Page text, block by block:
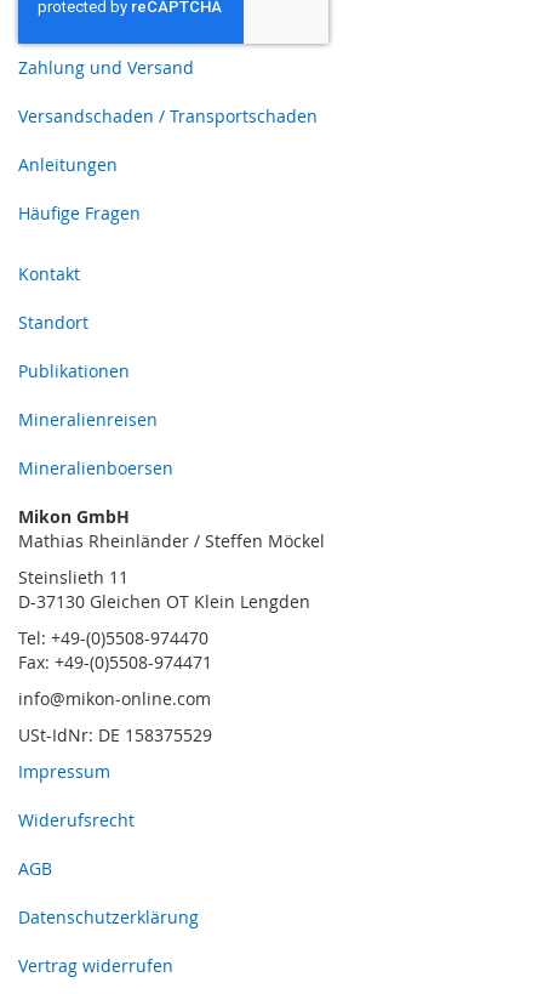
Zahlung und Versand
Versandschaden / Transportschaden
Anleitungen
Häufige Fragen
Kontakt
Standort
Publikationen
Mineralienreisen
Mineralienboersen
Mikon GmbH
Mathias Rheinländer / Steffen Möckel
Steinslieth 11
D-37130 Gleichen OT Klein Lengden
Tel: +49-(0)5508-974470
Fax: +49-(0)5508-974471
info@mikon-online.com
USt-IdNr: DE 158375529
Impressum
Widerufsrecht
AGB
Datenschutzerklärung
Vertrag widerrufen